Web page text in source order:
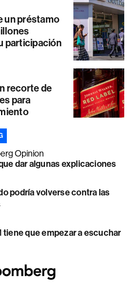
un préstamo
participación
recorte de
para
Opinion
dar algunas explicaciones
podría volverse contra las
tiene que empezar a escuchar